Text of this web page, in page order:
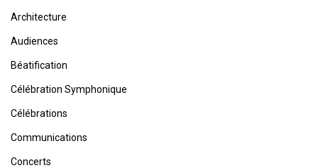
Architecture
Audiences
Béatification
Célébration Symphonique
Célébrations
Communications
Concerts